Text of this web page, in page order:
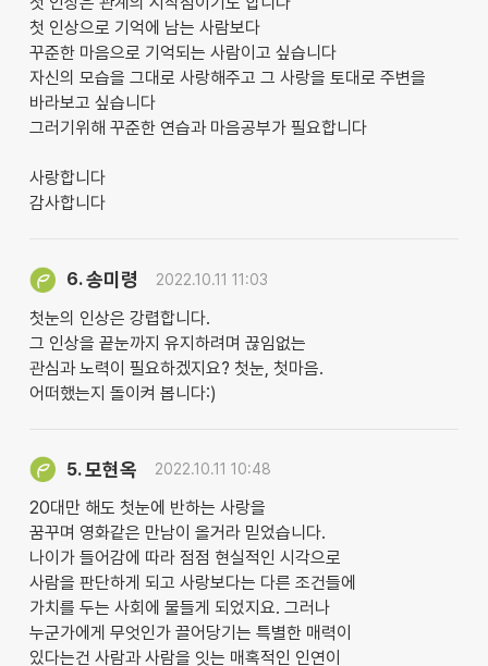
첫 인상으로 기억에 남는 사람보다
꾸준한 마음으로 기억되는 사람이고 싶습니다
자신의 모습을 그대로 사랑해주고 그 사랑을 토대로 주변을
바라보고 싶습니다
그러기위해 꾸준한 연습과 마음공부가 필요합니다
사랑합니다
감사합니다
6.송미령 2022.10.11 11:03
첫눈의 인상은 강렵합니다.
그 인상을 끝눈까지 유지하려며 끊임없는
관심과 노력이 필요하겠지요? 첫눈, 첫마음.
어떠했는지 돌이켜 봅니다:)
5.모현옥 2022.10.11 10:48
20대만 해도 첫눈에 반하는 사랑을
꿈꾸며 영화같은 만남이 올거라 믿었습니다.
나이가 들어감에 따라 점점 현실적인 시각으로
사람을 판단하게 되고 사랑보다는 다른 조건들에
가치를 두는 사회에 물들게 되었지요. 그러나
누군가에게 무엇인가 끌어당기는 특별한 매력이
있다는건 사람과 사람을 잇는 매혹적인 인연이